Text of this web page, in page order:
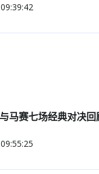
马赛七场经典对决